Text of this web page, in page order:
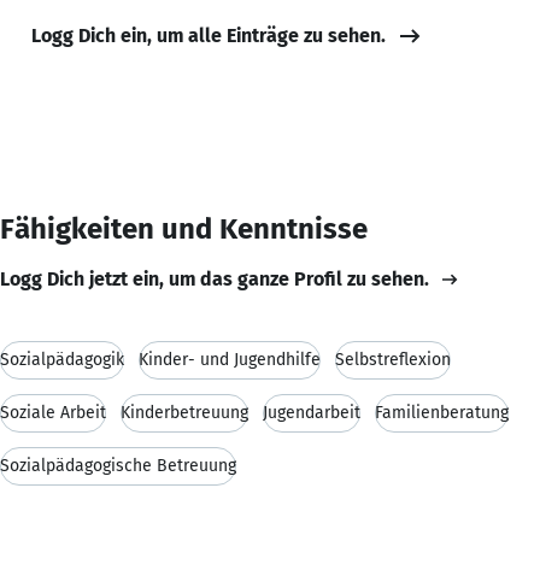
Logg Dich ein, um alle Einträge zu sehen.
Fähigkeiten und Kenntnisse
Logg Dich jetzt ein, um das ganze Profil zu sehen.
Sozialpädagogik Kinder- und Jugendhilfe Selbstreflexion
Soziale Arbeit Kinderbetreuung Jugendarbeit Familienberatung
Sozialpädagogische Betreuung